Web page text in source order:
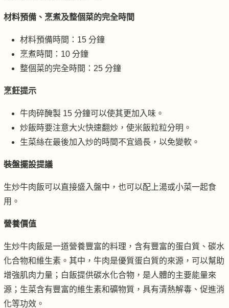
材料預備、烹煮及整個菜的完全時間
材料預備時間：15 分鐘
烹煮時間：10 分鐘
整個菜的完全時間：25 分鐘
烹飪提示
牛肉碎醃製 15 分鐘可以使其更加入味。
炒飯時要注意大火快速翻炒，使米飯粒粒分明。
生菜絲在最後加入炒的時間不宜過長，以免變軟。
裝盤擺設提議
生炒牛肉飯可以直接盛入盤中，也可以配上湯或小菜一起食
用。
營養價值
生炒牛肉飯是一道營養豐富的料理，含有豐富的蛋白質、碳水
化合物和維生素。其中，牛肉是優質蛋白質的來源，可以幫助
增強肌肉力量；白飯提供碳水化合物，是人體的主要能量來
源；生菜含有豐富的維生素和礦物質，具有清熱解毒、促進消
化等功效。